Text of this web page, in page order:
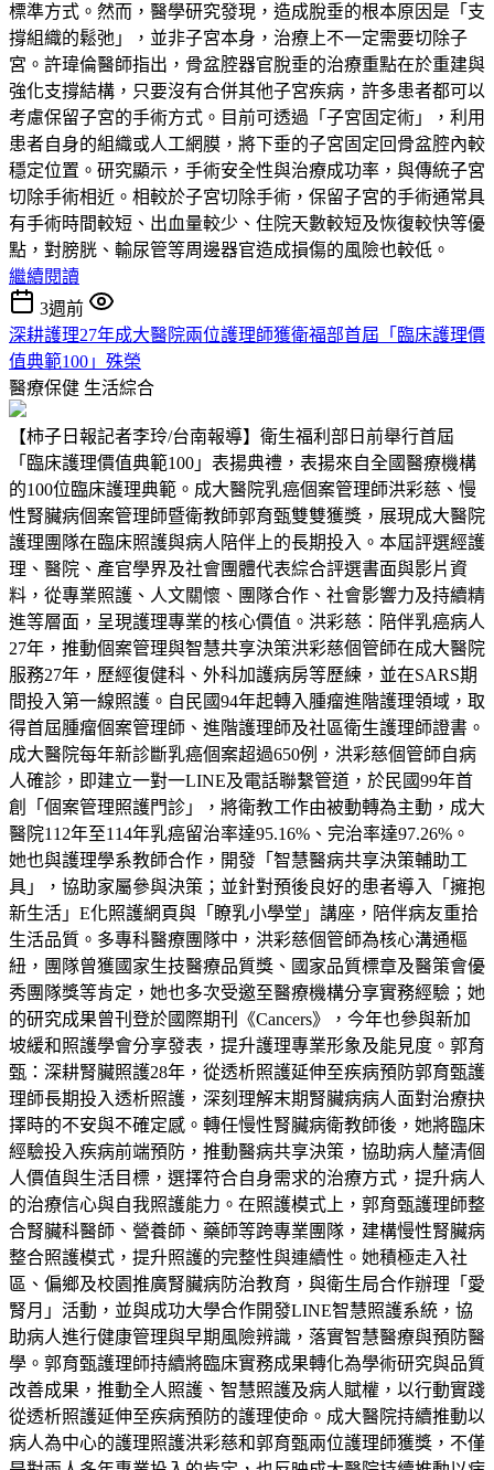
標準方式。然而，醫學研究發現，造成脫垂的根本原因是「支
撐組織的鬆弛」，並非子宮本身，治療上不一定需要切除子
宮。許瑋倫醫師指出，骨盆腔器官脫垂的治療重點在於重建與
強化支撐結構，只要沒有合併其他子宮疾病，許多患者都可以
考慮保留子宮的手術方式。目前可透過「子宮固定術」，利用
患者自身的組織或人工網膜，將下垂的子宮固定回骨盆腔內較
穩定位置。研究顯示，手術安全性與治療成功率，與傳統子宮
切除手術相近。相較於子宮切除手術，保留子宮的手術通常具
有手術時間較短、出血量較少、住院天數較短及恢復較快等優
點，對膀胱、輸尿管等周邊器官造成損傷的風險也較低。
繼續閱讀
3週前
深耕護理27年成大醫院兩位護理師獲衛福部首屆「臨床護理價
值典範100」殊榮
醫療保健 生活綜合
【柿子日報記者李玲/台南報導】衛生福利部日前舉行首屆
「臨床護理價值典範100」表揚典禮，表揚來自全國醫療機構
的100位臨床護理典範。成大醫院乳癌個案管理師洪彩慈、慢
性腎臟病個案管理師暨衛教師郭育甄雙雙獲獎，展現成大醫院
護理團隊在臨床照護與病人陪伴上的長期投入。本屆評選經護
理、醫院、產官學界及社會團體代表綜合評選書面與影片資
料，從專業照護、人文關懷、團隊合作、社會影響力及持續精
進等層面，呈現護理專業的核心價值。洪彩慈：陪伴乳癌病人
27年，推動個案管理與智慧共享決策洪彩慈個管師在成大醫院
服務27年，歷經復健科、外科加護病房等歷練，並在SARS期
間投入第一線照護。自民國94年起轉入腫瘤進階護理領域，取
得首屆腫瘤個案管理師、進階護理師及社區衛生護理師證書。
成大醫院每年新診斷乳癌個案超過650例，洪彩慈個管師自病
人確診，即建立一對一LINE及電話聯繫管道，於民國99年首
創「個案管理照護門診」，將衛教工作由被動轉為主動，成大
醫院112年至114年乳癌留治率達95.16%、完治率達97.26%。
她也與護理學系教師合作，開發「智慧醫病共享決策輔助工
具」，協助家屬參與決策；並針對預後良好的患者導入「擁抱
新生活」E化照護網頁與「瞭乳小學堂」講座，陪伴病友重拾
生活品質。多專科醫療團隊中，洪彩慈個管師為核心溝通樞
紐，團隊曾獲國家生技醫療品質獎、國家品質標章及醫策會優
秀團隊獎等肯定，她也多次受邀至醫療機構分享實務經驗；她
的研究成果曾刊登於國際期刊《Cancers》，今年也參與新加
坡緩和照護學會分享發表，提升護理專業形象及能見度。郭育
甄：深耕腎臟照護28年，從透析照護延伸至疾病預防郭育甄護
理師長期投入透析照護，深刻理解末期腎臟病病人面對治療抉
擇時的不安與不確定感。轉任慢性腎臟病衛教師後，她將臨床
經驗投入疾病前端預防，推動醫病共享決策，協助病人釐清個
人價值與生活目標，選擇符合自身需求的治療方式，提升病人
的治療信心與自我照護能力。在照護模式上，郭育甄護理師整
合腎臟科醫師、營養師、藥師等跨專業團隊，建構慢性腎臟病
整合照護模式，提升照護的完整性與連續性。她積極走入社
區、偏鄉及校園推廣腎臟病防治教育，與衛生局合作辦理「愛
腎月」活動，並與成功大學合作開發LINE智慧照護系統，協
助病人進行健康管理與早期風險辨識，落實智慧醫療與預防醫
學。郭育甄護理師持續將臨床實務成果轉化為學術研究與品質
改善成果，推動全人照護、智慧照護及病人賦權，以行動實踐
從透析照護延伸至疾病預防的護理使命。成大醫院持續推動以
病人為中心的護理照護洪彩慈和郭育甄兩位護理師獲獎，不僅